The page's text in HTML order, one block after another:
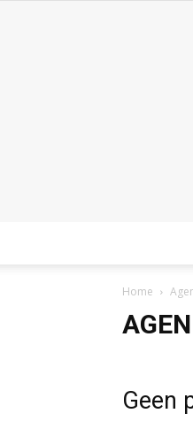
Home
Geen